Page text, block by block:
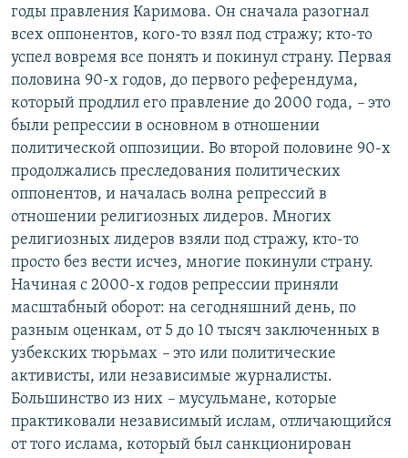
годы правления Каримова. Он сначала разогнал
всех оппонентов, кого-то взял под стражу; кто-то
успел вовремя все понять и покинул страну. Первая
половина 90-х годов, до первого референдума,
который продлил его правление до 2000 года, – это
были репрессии в основном в отношении
политической оппозиции. Во второй половине 90-х
продолжались преследования политических
оппонентов, и началась волна репрессий в
отношении религиозных лидеров. Многих
религиозных лидеров взяли под стражу, кто-то
просто без вести исчез, многие покинули страну.
Начиная с 2000-х годов репрессии приняли
масштабный оборот: на сегодняшний день, по
разным оценкам, от 5 до 10 тысяч заключенных в
узбекских тюрьмах – это или политические
активисты, или независимые журналисты.
Большинство из них – мусульмане, которые
практиковали независимый ислам, отличающийся
от того ислама, который был санкционирован